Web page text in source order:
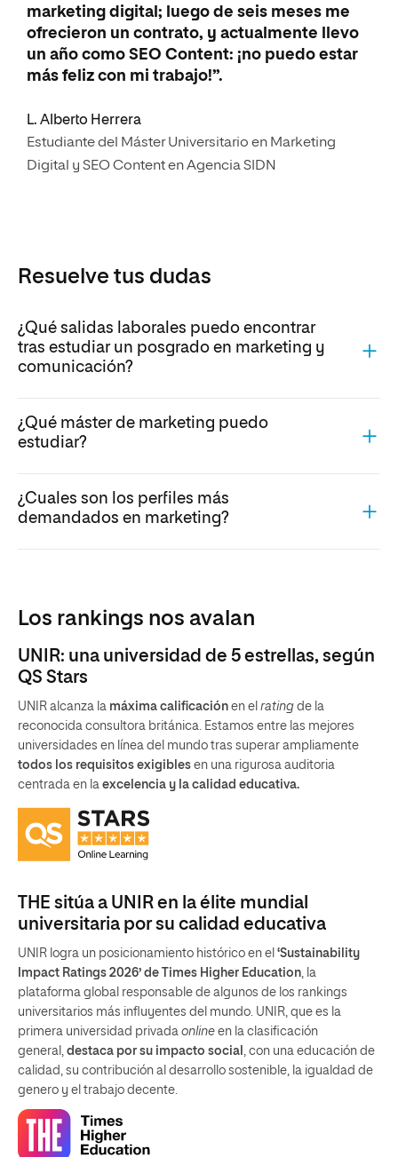
marketing digital; luego de seis meses me
ofrecieron un contrato, y actualmente llevo
un año como SEO Content: ¡no puedo estar
más feliz con mi trabajo!”.
L. Alberto Herrera
Estudiante del Máster Universitario en Marketing
Digital y SEO Content en Agencia SIDN
Resuelve tus dudas
¿Qué salidas laborales puedo encontrar
tras estudiar un posgrado en marketing y
comunicación?
¿Qué máster de marketing puedo
estudiar?
¿Cuales son los perfiles más
demandados en marketing?
Los rankings nos avalan
UNIR: una universidad de 5 estrellas, según
QS Stars
UNIR alcanza la máxima calificación en el rating de la
reconocida consultora británica. Estamos entre las mejores
universidades en línea del mundo tras superar ampliamente
todos los requisitos exigibles en una rigurosa auditoria
centrada en la excelencia y la calidad educativa.
THE sitúa a UNIR en la élite mundial
universitaria por su calidad educativa
UNIR logra un posicionamiento histórico en el ‘Sustainability
Impact Ratings 2026’ de Times Higher Education , la
plataforma global responsable de algunos de los rankings
universitarios más influyentes del mundo. UNIR, que es la
primera universidad privada online en la clasificación
general, destaca por su impacto social
, con una educación de
calidad, su contribución al desarrollo sostenible, la igualdad de
genero y el trabajo decente.